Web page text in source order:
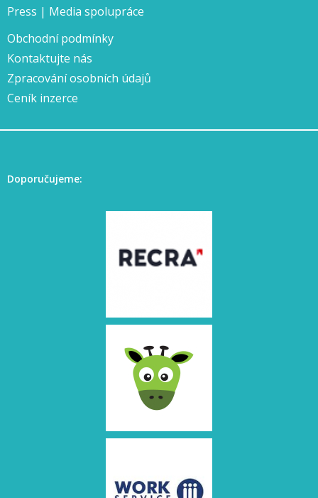
Press | Media spolupráce
Obchodní podmínky
Kontaktujte nás
Zpracování osobních údajů
Ceník inzerce
Doporučujeme: